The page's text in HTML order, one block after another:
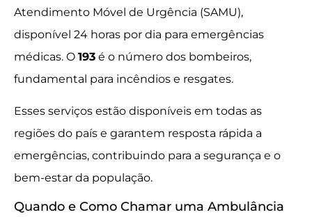
Atendimento Móvel de Urgência (SAMU),
disponível 24 horas por dia para emergências
médicas. O 193 é o número dos bombeiros,
fundamental para incêndios e resgates.
Esses serviços estão disponíveis em todas as
regiões do país e garantem resposta rápida a
emergências, contribuindo para a segurança e o
bem-estar da população.
Quando e Como Chamar uma Ambulância